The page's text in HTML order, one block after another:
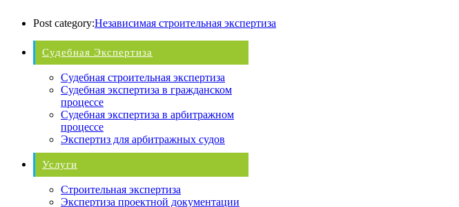
Post category:Независимая строительная экспертиза
Судебная Экспертиза
Судебная строительная экспертиза
Судебная экспертиза в гражданском
процессе
Судебная экспертиза в арбитражном
процессе
Экспертиз для арбитражных судов
Услуги
Строительная экспертиза
Экспертиза проектной документации